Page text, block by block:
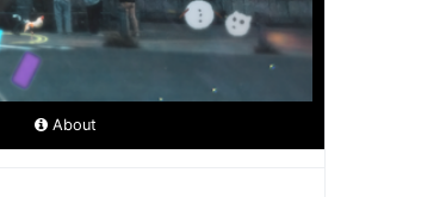
About